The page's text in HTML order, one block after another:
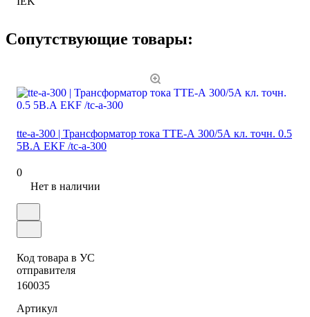
Сопутствующие товары:
tte-a-300 | Трансформатор тока ТТЕ-А 300/5А кл. точн. 0.5
5В.А EKF /tc-a-300
0
Нет в наличии
Код товара в УС
отправителя
160035
Артикул